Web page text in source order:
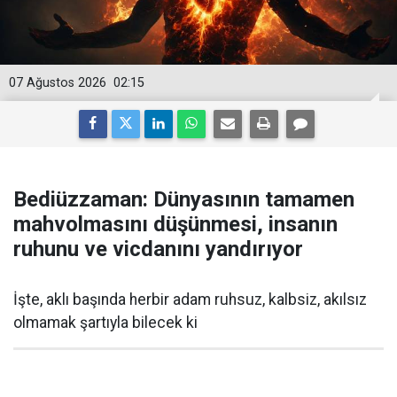
02:15
07 Ağustos 2026
Bediüzzaman: Dünyasının tamamen
mahvolmasını düşünmesi, insanın
ruhunu ve vicdanını yandırıyor
İşte, aklı başında herbir adam ruhsuz, kalbsiz, akılsız
olmamak şartıyla bilecek ki